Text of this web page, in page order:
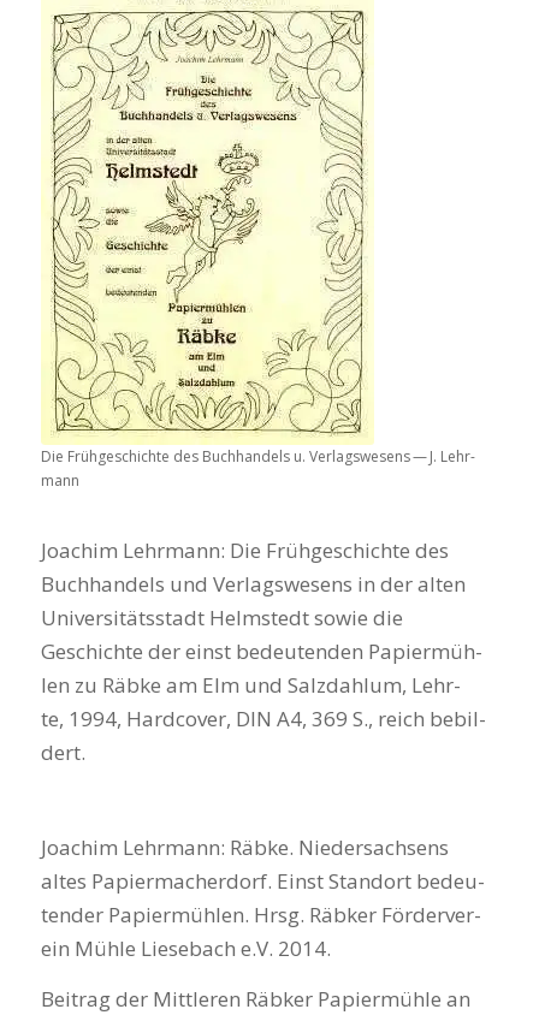
Die Früh­ge­schich­te des Buch­han­dels u. Ver­lags­we­sens — J. Lehr­
mann
Joa­chim Lehr­mann: Die Früh­ge­schich­te des
Buch­han­dels und Ver­lags­we­sens in der alten
Uni­ver­si­täts­stadt Helm­stedt sowie die
Geschich­te der einst bedeu­ten­den Papier­müh­
len zu Räb­ke am Elm und Salz­dah­lum, Lehr­
te, 1994, Hard­co­ver, DIN A4, 369 S., reich bebil­
dert.
Joa­chim Lehr­mann: Räb­ke. Nie­der­sach­sens
altes Papier­ma­cher­dorf. Einst Stand­ort bedeu­
ten­der Papier­müh­len. Hrsg. Räb­ker För­der­ver­
ein Müh­le Liesebach e.V. 2014.
Bei­trag der Mitt­le­ren Räb­ker Papier­müh­le an